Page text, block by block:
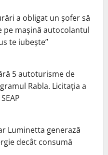
a obligat un șofer să
pe mașină autocolantul
te iubește”
5 autoturisme de
Rabla. Licitația a
Luminetta generază
decât consumă